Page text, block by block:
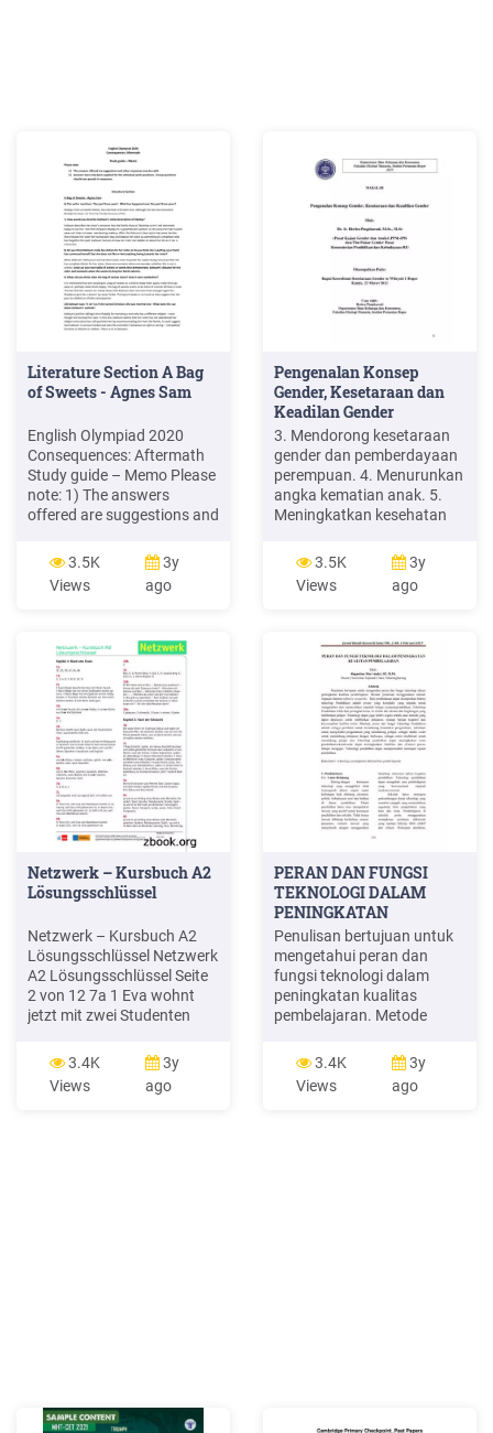
Literature Section A Bag
of Sweets - Agnes Sam
English Olympiad 2020
Consequences: Aftermath
Study guide – Memo Please
note: 1) The answers
offered are suggestions and
valid. 2) Answers have only
been supplied for the
individual work questions.
3.5K
Views
3y
ago
Pengenalan Konsep
Gender, Kesetaraan dan
Keadilan Gender
3. Mendorong kesetaraan
gender dan pemberdayaan
perempuan. 4. Menurunkan
angka kematian anak. 5.
Meningkatkan kesehatan
HIV/AIDS, malaria, dan
penyakit menular lainnya. 7.
Memastikan kelestarian
kemitraan global dalam
pembangunan.
3.5K
Views
3y
ago
Netzwerk – Kursbuch A2
Lösungsschlüssel
Netzwerk – Kursbuch A2
Lösungsschlüssel Netzwerk
A2 Lösungsschlüssel Seite
2 von 12 7a 1 Eva wohnt
jetzt mit zwei Studenten
zusammen. 2 Eva und Birte
sehen sich gerade zum
ersten Mal. 3 Eva kommt
3.4K
Views
3y
ago
PERAN DAN FUNGSI
TEKNOLOGI DALAM
PENINGKATAN
KUALITAS .
Penulisan bertujuan untuk
mengetahui peran dan
fungsi teknologi dalam
peningkatan kualitas
pembelajaran. Metode
metode tinjauan literatur
(library research). Dari
pembahasan dapat
3.4K
Views
3y
ago